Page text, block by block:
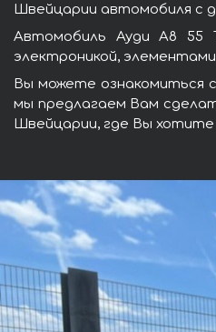
Швейцарии автомобиля с
Автомобиль Ауди A8 55
электроникой,
Вы можете ознакомиться
мы предлагаем Вам
Швейцарии, где Вы